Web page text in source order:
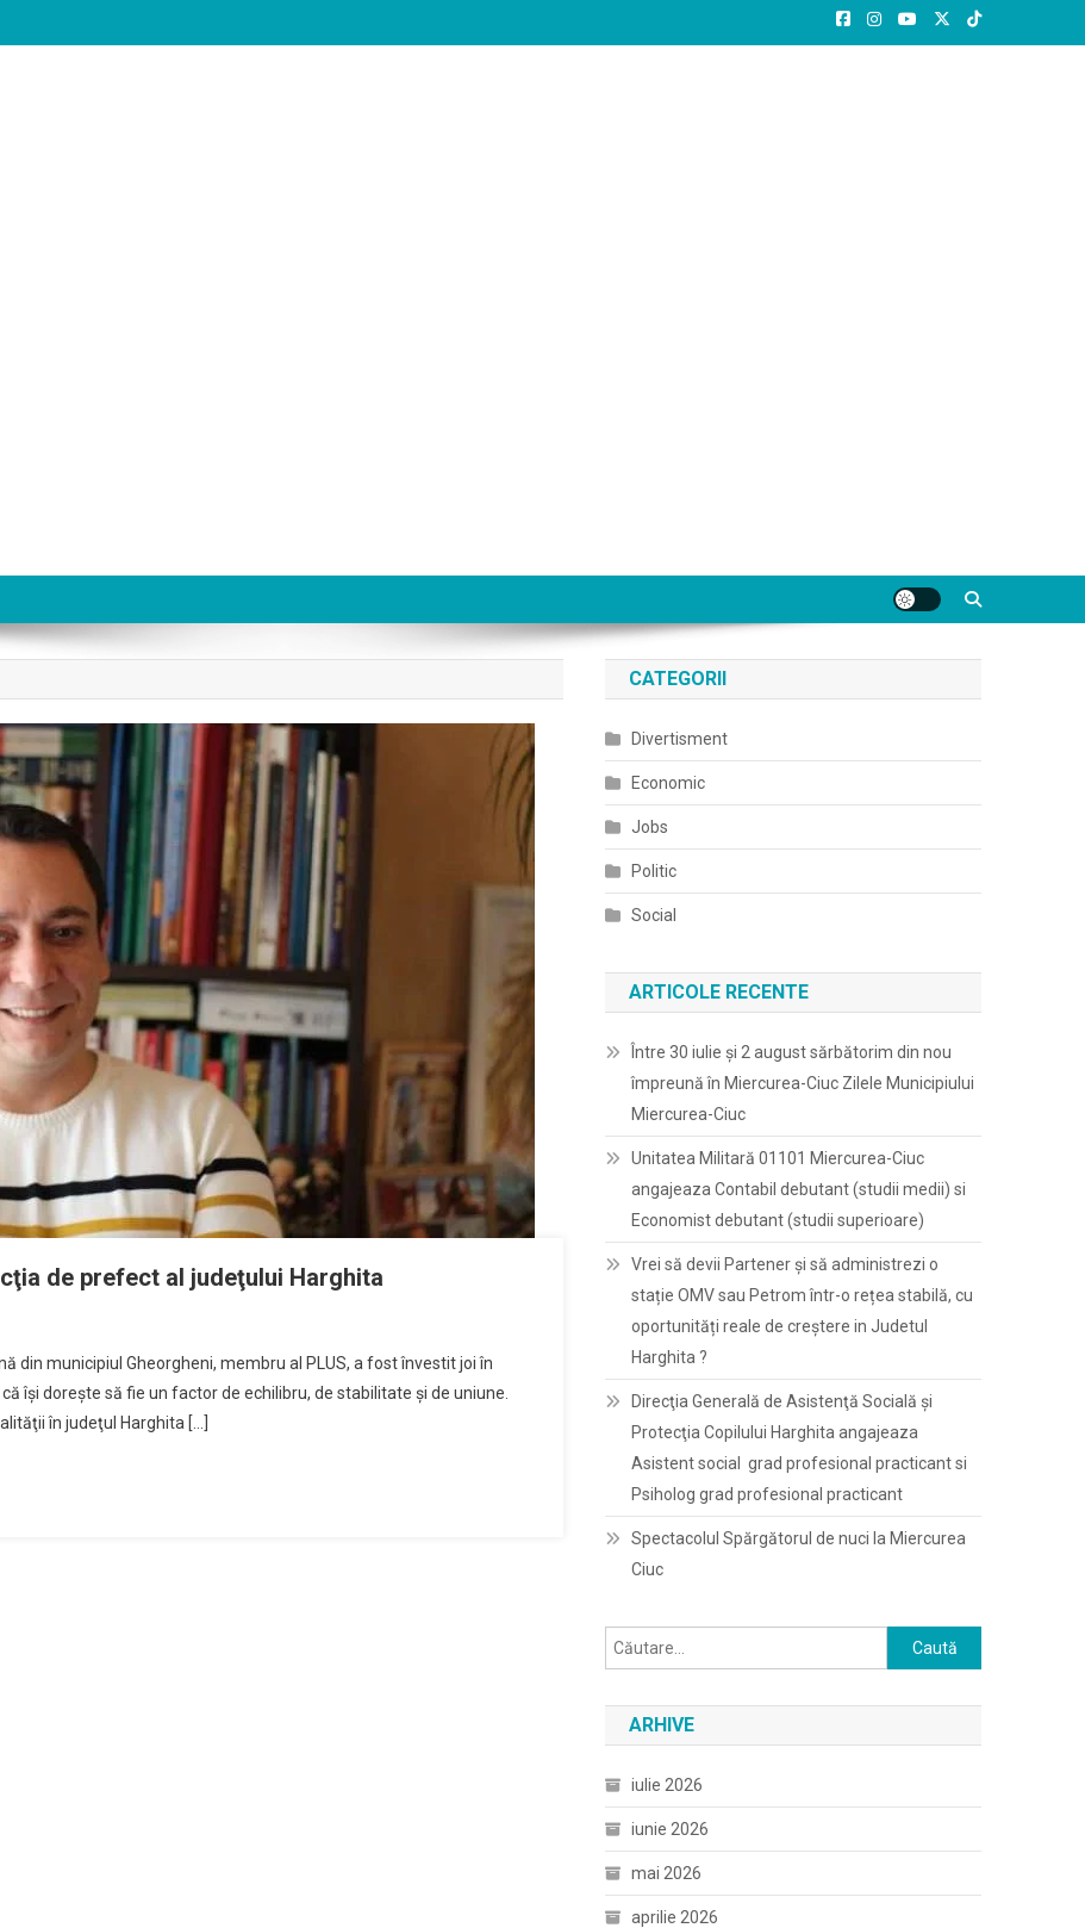
de prefect al judeţului Harghita
din municipiul Gheorgheni, membru al PLUS, a fost învestit joi în
îşi doreşte să fie un factor de echilibru, de stabilitate şi de uniune.
în judeţul Harghita […]
CATEGORII
Divertisment
Economic
Jobs
Politic
Social
ARTICOLE RECENTE
Între 30 iulie și 2 august sărbătorim din nou
împreună în Miercurea-Ciuc Zilele Municipiului
Miercurea-Ciuc
Unitatea Militară 01101 Miercurea-Ciuc
angajeaza Contabil debutant (studii medii) si
Economist debutant (studii superioare)
Vrei să devii Partener și să administrezi o
stație OMV sau Petrom într-o rețea stabilă, cu
oportunități reale de creștere in Judetul
Harghita ?
Direcţia Generală de Asistenţă Socială şi
Protecţia Copilului Harghita angajeaza
Asistent social grad profesional practicant si
Psiholog grad profesional practicant
Spectacolul Spărgătorul de nuci la Miercurea
Ciuc
Caută
după:
ARHIVE
iulie 2026
iunie 2026
mai 2026
aprilie 2026